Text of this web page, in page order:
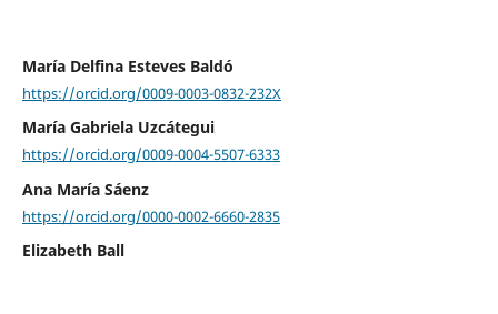
María Delfina Esteves Baldó
https://orcid.org/0009-0003-0832-232X
María Gabriela Uzcátegui
https://orcid.org/0009-0004-5507-6333
Ana María Sáenz
https://orcid.org/0000-0002-6660-2835
Elizabeth Ball